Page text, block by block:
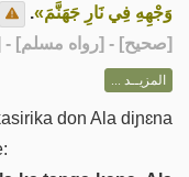
وَجْهِهِ فِي نَارِ جَهَنَّمَ».
[صحيح] - [رواه مسلم] -
المزيــد ...
don Ala diɲɛna